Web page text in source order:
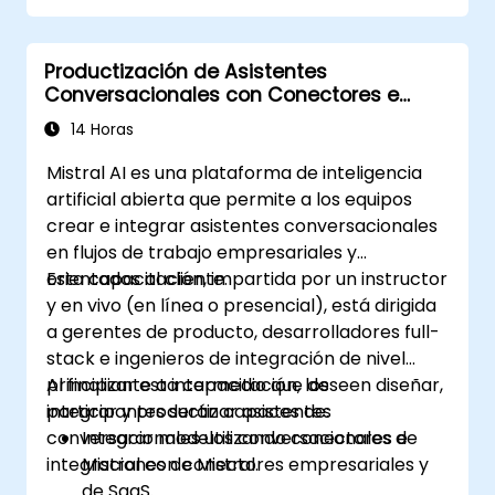
Productización de Asistentes
Conversacionales con Conectores e
Integraciones de Mistral
14 Horas
Mistral AI es una plataforma de inteligencia
artificial abierta que permite a los equipos
crear e integrar asistentes conversacionales
en flujos de trabajo empresariales y
orientados al cliente.
Esta capacitación, impartida por un instructor
y en vivo (en línea o presencial), está dirigida
a gerentes de producto, desarrolladores full-
stack e ingenieros de integración de nivel
principiante a intermedio que deseen diseñar,
integrar y productizar asistentes
conversacionales utilizando conectores e
integraciones de Mistral.
Al finalizar esta capacitación, los
participantes serán capaces de:
Integrar modelos conversacionales de
Mistral con conectores empresariales y